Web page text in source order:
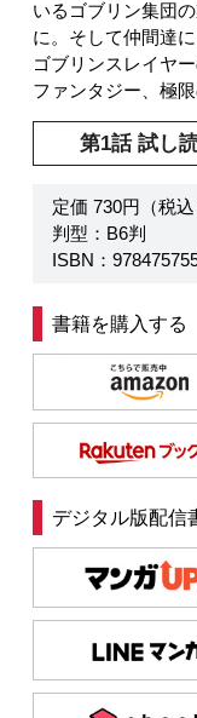
いるゴブリン集団
に。そして仲間達
ゴブリンスレイヤ
ファンタジー、極
第1話 試し
定価 730円（
判型：B6判
ISBN：
書籍を購入する
デジタル版配信